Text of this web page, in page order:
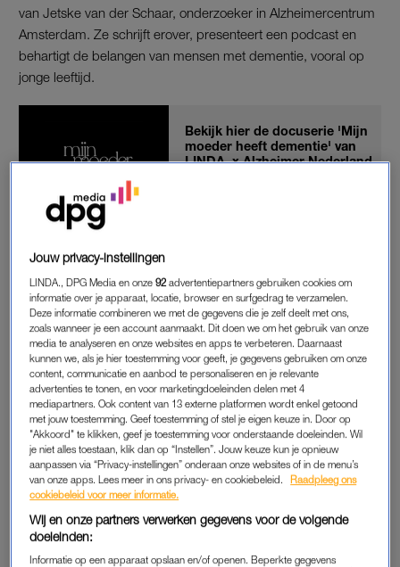
van Jetske van der Schaar, onderzoeker in Alzheimercentrum
Amsterdam. Ze schrijft erover, presenteert een podcast en
behartigt de belangen van mensen met dementie, vooral op
jonge leeftijd.
Bekijk hier de docuserie 'Mijn
moeder heeft dementie' van
LINDA. x Alzheimer Nederland
Het begint met een berichtje via Facebook. Ze schrijft me,
omdat bellen bijna niet meer lukt. Marianne (59) heeft namelijk
Primair Progressieve Afasie, een zeldzame vorm van
dementie, waarbij praten steeds moeilijker wordt, terwijl ze
verder nog goed functioneert. Ze wil graag weten hoe anderen
hiermee omgaan, maar het komt zo weinig voor dat ze geen
contact met lotgenoten krijgt. Of ik er niet eens aandacht aan
wil besteden in onze podcastHersenHelden?
Het is een hardnekkig misverstand dat dementie zich altijd
aandient met geheugenverlies. Wat je als eerste merkt, hangt
af vanwat er misgaat in de hersenen
Marianne begon het met samenklonterende eiwitten in het
spraakcentrum van haar linker slaapkwab, terwijl de rest van
haar brein – en dus ook haar denkvermogen – nog nauwelijks
Jouw privacy-instellingen
LINDA., DPG Media en onze92 advertentiepartners gebruiken cookies om
informatie over je apparaat, locatie, browser en surfgedrag te verzamelen.
Deze informatie combineren we met de gegevens die je zelf deelt met ons,
zoals wanneer je een account aanmaakt. Dit doen we om het gebruik van onze
media te analyseren en onze websites en apps te verbeteren. Daarnaast
kunnen we, als je hier toestemming voor geeft, je gegevens gebruiken om onze
content, communicatie en aanbod te personaliseren en je relevante
advertenties te tonen, en voor marketingdoeleinden delen met 4
mediapartners. Ook content van 13 externe platformen wordt enkel getoond
met jouw toestemming. Geef toestemming of stel je eigen keuze in. Door op
"Akkoord" te klikken, geef je toestemming voor onderstaande doeleinden. Wil
je niet alles toestaan, klik dan op “Instellen”. Jouw keuze kun je opnieuw
aanpassen via “Privacy-instellingen” onderaan onze websites of in de menu’s
van onze apps. Lees meer in ons privacy- en cookiebeleid.
Raadpleeg ons
cookiebeleid voor meer informatie.
Wij en onze partners verwerken gegevens voor de volgende
doeleinden:
Informatie op een apparaat opslaan en/of openen. Beperkte gegevens